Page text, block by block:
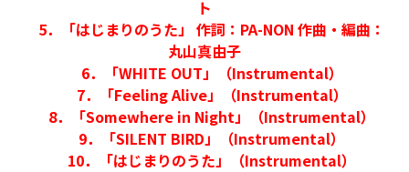
ト
5．「はじまりのうた」 作詞：PA-NON 作曲・編曲：
丸山真由子
6．「WHITE OUT」（Instrumental）
7．「Feeling Alive」（Instrumental）
8．「Somewhere in Night」（Instrumental）
9．「SILENT BIRD」（Instrumental）
10．「はじまりのうた」（Instrumental）